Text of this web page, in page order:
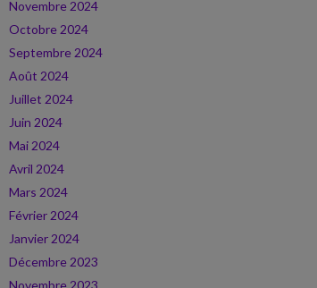
Novembre 2024
Octobre 2024
Septembre 2024
Août 2024
Juillet 2024
Juin 2024
Mai 2024
Avril 2024
Mars 2024
Février 2024
Janvier 2024
Décembre 2023
Novembre 2023